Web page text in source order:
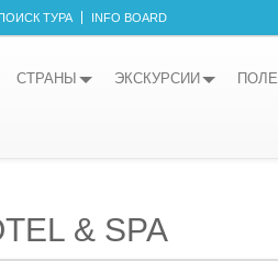
ТУРА INFO BOARD
СТРАНЫ ЭКСКУРСИИ
& SPA